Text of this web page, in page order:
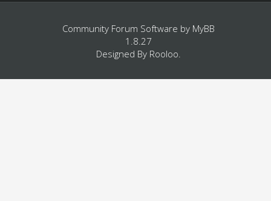
Community Forum Software by MyBB
1.8.27
Designed By Rooloo.